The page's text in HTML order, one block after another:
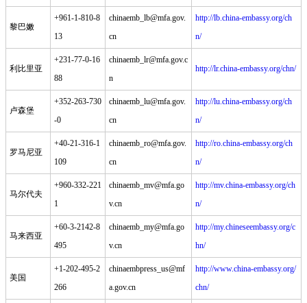
黎巴嫩
+961-1-810-8
13
chinaemb_lb@mfa.gov.
cn
http://lb.china-embassy.org/ch
n/
利比里亚
+231-77-0-16
88
chinaemb_lr@mfa.gov.c
n
http://lr.china-embassy.org/chn/
卢森堡
+352-263-730
-0
chinaemb_lu@mfa.gov.
cn
http://lu.china-embassy.org/ch
n/
罗马尼亚
+40-21-316-1
109
chinaemb_ro@mfa.gov.
cn
http://ro.china-embassy.org/ch
n/
马尔代夫
+960-332-221
1
chinaemb_mv@mfa.go
v.cn
http://mv.china-embassy.org/ch
n/
马来西亚
+60-3-2142-8
495
chinaemb_my@mfa.go
v.cn
http://my.chineseembassy.org/c
hn/
美国
+1-202-495-2
266
chinaembpress_us@mf
a.gov.cn
http://www.china-embassy.org/
chn/